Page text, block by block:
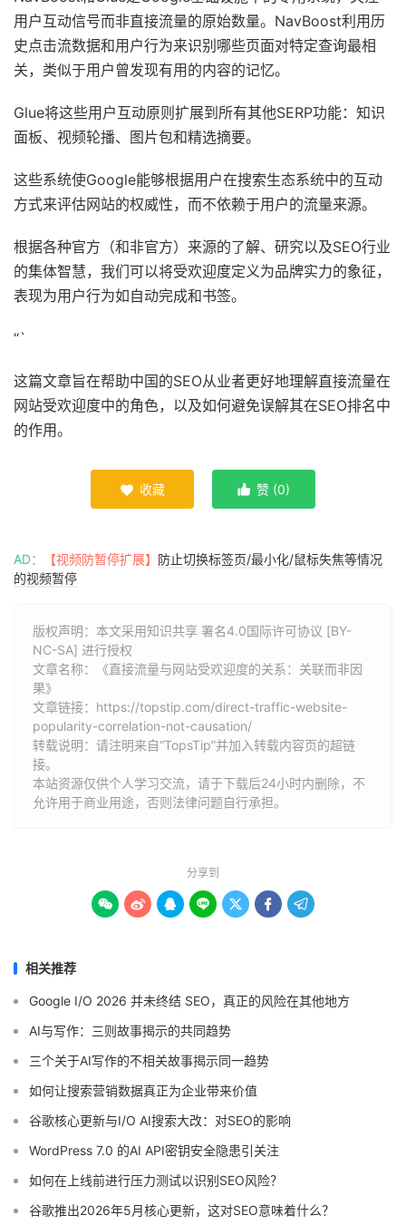
用户互动信号而非直接流量的原始数量。NavBoost利用历
史点击流数据和用户行为来识别哪些页面对特定查询最相
关，类似于用户曾发现有用的内容的记忆。
Glue将这些用户互动原则扩展到所有其他SERP功能：知识
面板、视频轮播、图片包和精选摘要。
这些系统使Google能够根据用户在搜索生态系统中的互动
方式来评估网站的权威性，而不依赖于用户的流量来源。
根据各种官方（和非官方）来源的了解、研究以及SEO行业
的集体智慧，我们可以将受欢迎度定义为品牌实力的象征，
表现为用户行为如自动完成和书签。
“`
这篇文章旨在帮助中国的SEO从业者更好地理解直接流量在
网站受欢迎度中的角色，以及如何避免误解其在SEO排名中
的作用。
 收藏  赞 (0)
AD： 【视频防暂停扩展】 防止切换标签页/最小化/鼠标失焦等情况
的视频暂停
版权声明：本文采用知识共享 署名4.0国际许可协议 [BY-
NC-SA] 进行授权
文章名称：《直接流量与网站受欢迎度的关系：关联而非因
果》
文章链接： https://topstip.com/direct-traffic-website-
popularity-correlation-not-causation/
转载说明：请注明来自“TopsTip”并加入转载内容页的超链
接。
本站资源仅供个人学习交流，请于下载后24小时内删除，不
允许用于商业用途，否则法律问题自行承担。
分享到
      
相关推荐
Google I/O 2026 并未终结 SEO，真正的风险在其他地方
AI与写作：三则故事揭示的共同趋势
三个关于AI写作的不相关故事揭示同一趋势
如何让搜索营销数据真正为企业带来价值
谷歌核心更新与I/O AI搜索大改：对SEO的影响
WordPress 7.0 的AI API密钥安全隐患引关注
如何在上线前进行压力测试以识别SEO风险？
谷歌推出2026年5月核心更新，这对SEO意味着什么？